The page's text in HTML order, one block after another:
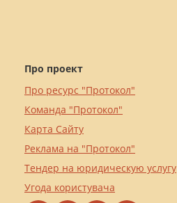
Про проект
Про ресурс "Протокол"
Команда "Протокол"
Карта Сайту
Реклама на "Протокол"
Тендер на юридическую услугу
Угода користувача